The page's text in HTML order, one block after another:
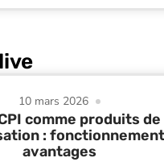
10 mars 2026
comme produits de
:
avantages